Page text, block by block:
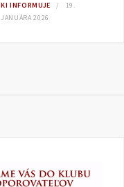
KI INFORMUJE
19.
JANUÁRA 2026